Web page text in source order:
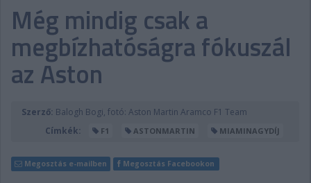
PODCAST
SHOP
TIPPJÁTÉK
DIGITÁLIS MAGAZIN
PONTÁLLÁSOK
VERSENYNAPTÁRAK
Még mindig csak a
megbízhatóságra fókuszál
az Aston
Szerző: Balogh Bogi, fotó: Aston Martin Aramco F1 Team
Címkék:
F1 ASTONMARTIN MIAMINAGYDÍJ
Megosztás e-mailben Megosztás Facebookon